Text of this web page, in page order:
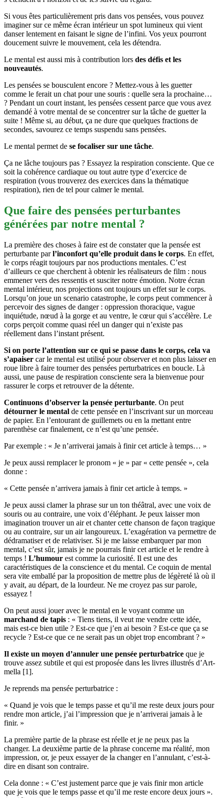
Si vous êtes particulièrement pris dans vos pensées, vous pouvez
imaginer sur ce même écran intérieur un spot lumineux qui vient
danser lentement en faisant le signe de l’infini. Vos yeux pourront
doucement suivre le mouvement, cela les détendra.
Le mental est aussi mis à contribution lors des défis et les
nouveautés.
Les pensées se bousculent encore ? Mettez-vous à les guetter
comme le ferait un chat pour une souris : quelle sera la prochaine…
? Pendant un court instant, les pensées cessent parce que vous avez
demandé à votre mental de se concentrer sur la tâche de guetter la
suite ! Même si, au début, ça ne dure que quelques fractions de
secondes, savourez ce temps suspendu sans pensées.
Le mental permet de se focaliser sur une tâche.
Ça ne lâche toujours pas ? Essayez la respiration consciente. Que ce
soit la cohérence cardiaque ou tout autre type d’exercice de
respiration (vous trouverez des exercices dans la thématique
respiration), rien de tel pour calmer le mental.
Que faire des pensées perturbantes
générées par notre mental ?
La première des choses à faire est de constater que la pensée est
perturbante parl’inconfort qu’elle produit dans le corps. En effet,
le corps réagit toujours par nos productions mentales. C’est
d’ailleurs ce que cherchent à obtenir les réalisateurs de film : nous
emmener vers des ressentis et susciter notre émotion. Notre écran
mental intérieur, nos projections ont toujours un effet sur le corps.
Lorsqu’on joue un scenario catastrophe, le corps peut commencer à
percevoir des signes de danger : oppression thoracique, vague
inquiétude, nœud à la gorge et au ventre, le cœur qui s’accélère. Le
corps perçoit comme quasi réel un danger qui n’existe pas
réellement dans l’instant présent.
Si on porte l’attention sur ce qui se passe dans le corps, cela va
s’apaiser car le mental est utilisé pour observer et non plus laisser en
roue libre à faire tourner des pensées perturbatrices en boucle. Là
aussi, une pause de respiration consciente sera la bienvenue pour
rassurer le corps et retrouver de la détente.
Continuons d’observer la pensée perturbante. On peut
détourner le mental de cette pensée en l’inscrivant sur un morceau
de papier. En l’entourant de guillemets ou en la mettant entre
parenthèse car finalement, ce n’est qu’une pensée.
Par exemple : « Je n’arriverai jamais à finir cet article à temps… »
Je peux aussi remplacer le pronom « je » par « cette pensée », cela
donne :
« Cette pensée n’arrivera jamais à finir cet article à temps. »
Je peux aussi clamer la phrase sur un ton théâtral, avec une voix de
souris ou au contraire, une voix d’éléphant. Je peux laisser mon
imagination trouver un air et chanter cette chanson de façon tragique
ou au contraire, sur un air langoureux. L’exagération va permettre de
dédramatiser et de relativiser. Si je me laisse embarquer par mon
mental, c’est sûr, jamais je ne pourrais finir cet article et le rendre à
temps ! L’humour est comme la curiosité. Il est une des
caractéristiques de la conscience et du mental. Ce coquin de mental
sera vite emballé par la proposition de mettre plus de légèreté là où il
y avait, au départ, de la lourdeur. Ne me croyez pas sur parole,
essayez !
On peut aussi jouer avec le mental en le voyant comme un
marchand de tapis : « Tiens tiens, il veut me vendre cette idée,
mais est-ce bien utile ? Est-ce que j’en ai besoin ? Est-ce que ça se
recycle ? Est-ce que ce ne serait pas un objet trop encombrant ? »
Il existe un moyen d’annuler une pensée perturbatrice que je
trouve assez subtile et qui est proposée dans les livres illustrés d’Art-
mella [1].
Je reprends ma pensée perturbatrice :
« Quand je vois que le temps passe et qu’il me reste deux jours pour
rendre mon article, j’ai l’impression que je n’arriverai jamais à le
finir. »
La première partie de la phrase est réelle et je ne peux pas la
changer. La deuxième partie de la phrase concerne ma réalité, mon
impression, or, je peux essayer de la changer en l’annulant, c’est-à-
dire en disant son contraire.
Cela donne : « C’est justement parce que je vais finir mon article
que je vois que le temps passe et qu’il me reste encore deux jours ».